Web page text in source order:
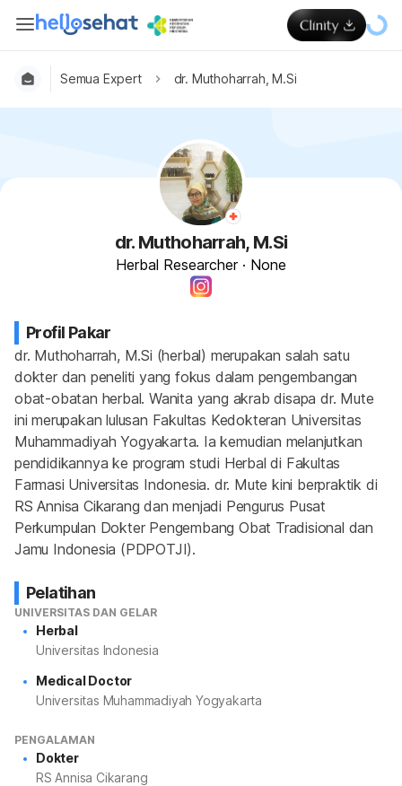
Semua Expert dr. Muthoharrah, M.Si
dr. Muthoharrah, M.Si
Herbal Researcher · None
Profil Pakar
dr. Muthoharrah, M.Si (herbal) merupakan salah satu
dokter dan peneliti yang fokus dalam pengembangan
obat-obatan herbal. Wanita yang akrab disapa dr. Mute
ini merupakan lulusan Fakultas Kedokteran Universitas
Muhammadiyah Yogyakarta. Ia kemudian melanjutkan
pendidikannya ke program studi Herbal di Fakultas
Farmasi Universitas Indonesia. dr. Mute kini berpraktik di
RS Annisa Cikarang dan menjadi Pengurus Pusat
Perkumpulan Dokter Pengembang Obat Tradisional dan
Jamu Indonesia (PDPOTJI).
Pelatihan
UNIVERSITAS DAN GELAR
Herbal
Universitas Indonesia
Medical Doctor
Universitas Muhammadiyah Yogyakarta
PENGALAMAN
Dokter
RS Annisa Cikarang